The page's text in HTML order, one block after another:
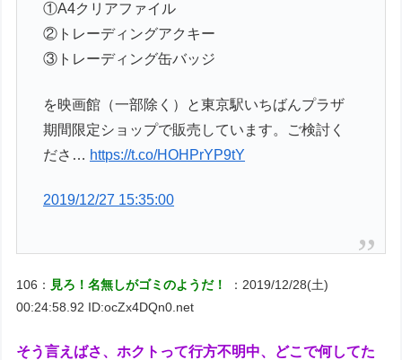
①A4クリアファイル
②トレーディングアクキー
③トレーディング缶バッジ
を映画館（一部除く）と東京駅いちばんプラザ
期間限定ショップで販売しています。ご検討く
ださ… https://t.co/HOHPrYP9tY
2019/12/27 15:35:00
106： 見ろ！名無しがゴミのようだ！
：2019/12/28(土)
00:24:58.92 ID:ocZx4DQn0.net
そう言えばさ、ホクトって行方不明中、どこで何してた